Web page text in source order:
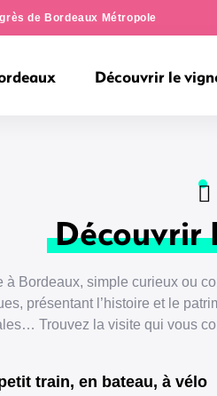
de Bordeaux Métropole
Découvrir le
Découvrir
à Bordeaux, simple curieux ou
présentant l’histoire et le
Trouvez la visite qui vous
train, en bateau, à vélo